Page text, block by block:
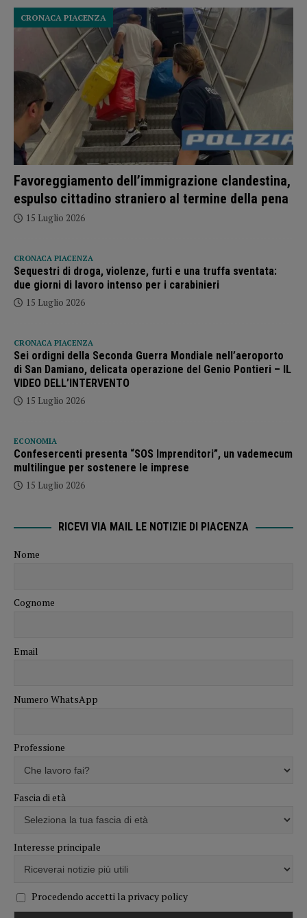
Favoreggiamento dell’immigrazione clandestina,
espulso cittadino straniero al termine della pena
CRONACA PIACENZA
15 Luglio 2026
CRONACA PIACENZA
Sequestri di droga, violenze, furti e una truffa sventata:
due giorni di lavoro intenso per i carabinieri
15 Luglio 2026
CRONACA PIACENZA
Sei ordigni della Seconda Guerra Mondiale nell’aeroporto
di San Damiano, delicata operazione del Genio Pontieri – IL
VIDEO DELL’INTERVENTO
15 Luglio 2026
ECONOMIA
Confesercenti presenta “SOS Imprenditori”, un vademecum
multilingue per sostenere le imprese
15 Luglio 2026
RICEVI VIA MAIL LE NOTIZIE DI PIACENZA
Nome
Cognome
Email
Numero WhatsApp
Professione
Fascia di età
Interesse principale
Procedendo accetti la privacy policy